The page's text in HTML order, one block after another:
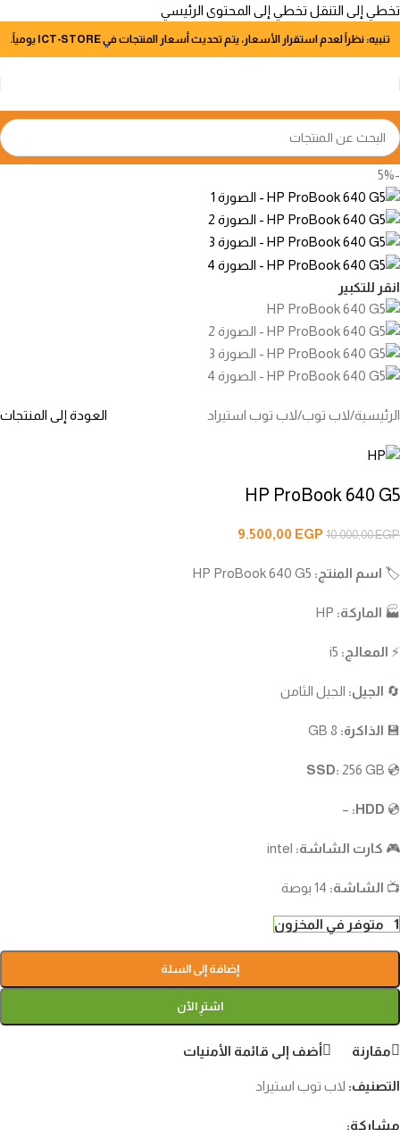
تخطي إلى التنقل تخطي إلى المحتوى الرئيسي
تنبيه: نظراً لعدم استقرار الأسعار، يتم تحديث أسعار المنتجات في ICT-STORE يومياً.
-5%
انقر للتكبير
الرئيسية/لاب توب/لاب توب استيراد العودة إلى المنتجات
HP ProBook 640 G5
10.000,00EGP
9.500,00 EGP
🏷️ اسم المنتج:
🏭 الماركة:
⚡ المعالج:
🔄 الجيل: الجيل الثامن
💾 الذاكرة:
💿
SSD: 256 GB
💿
HDD:
–
🎮 كارت الشاشة:
📺 الشاشة:
1 متوفر في المخزون
إضافة إلى السلة
اشترِ الآن
مقارنة أضف إلى قائمة الأمنيات
التصنيف: لاب توب استيراد
مشاركة: